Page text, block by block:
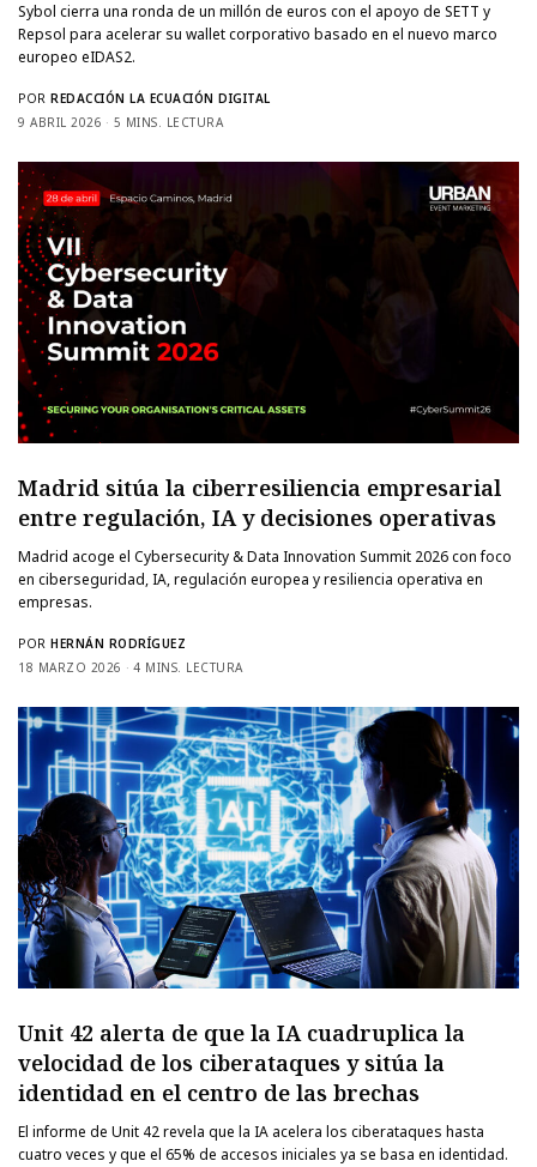
Sybol cierra una ronda de un millón de euros con el apoyo de SETT y
Repsol para acelerar su wallet corporativo basado en el nuevo marco
europeo eIDAS2.
POR REDACCIÓN LA ECUACIÓN DIGITAL
9 ABRIL 2026
5 MINS. LECTURA
Madrid sitúa la ciberresiliencia empresarial
entre regulación, IA y decisiones operativas
Madrid acoge el Cybersecurity & Data Innovation Summit 2026 con foco
en ciberseguridad, IA, regulación europea y resiliencia operativa en
empresas.
POR HERNÁN RODRÍGUEZ
18 MARZO 2026
4 MINS. LECTURA
Unit 42 alerta de que la IA cuadruplica la
velocidad de los ciberataques y sitúa la
identidad en el centro de las brechas
El informe de Unit 42 revela que la IA acelera los ciberataques hasta
cuatro veces y que el 65% de accesos iniciales ya se basa en identidad.